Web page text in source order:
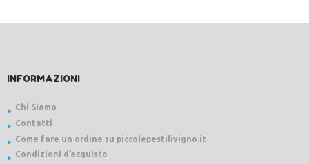
INFORMAZIONI
Chi Siamo
Contatti
Come fare un ordine su piccolepestilivigno.it
Condizioni d’acquisto